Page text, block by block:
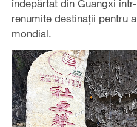
îndepărtat din Guangxi
renumite destinații pentru
mondial.